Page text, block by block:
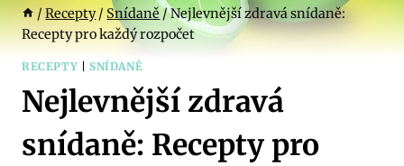
/Recepty/Snídaně /Nejlevnější zdravá snídaně:
Recepty pro každý rozpočet
RECEPTY SNÍDANĚ
Nejlevnější zdravá
snídaně: Recepty pro